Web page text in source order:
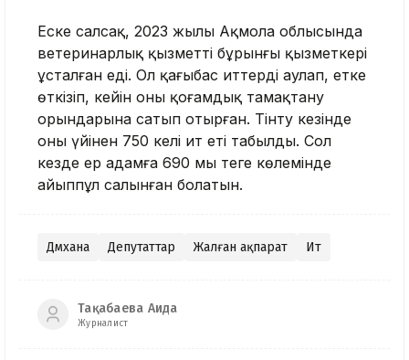
Еске салсақ, 2023 жылы Ақмола облысында
ветеринарлық қызметтің бұрынғы қызметкері
ұсталған еді. Ол қаңғыбас иттерді аулап, етке
өткізіп, кейін оны қоғамдық тамақтану
орындарына сатып отырған. Тінту кезінде
оның үйінен 750 келі ит еті табылды. Сол
кезде ер адамға 690 мың теңге көлемінде
айыппұл салынған болатын.
Дәмхана Депутаттар Жалған ақпарат Ит
Тақабаева Аида
Журналист